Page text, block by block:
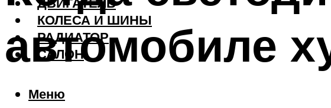
КОЛЕСА И ШИНЫ
РАДИАТОР
САЛОН
Меню
автомобиле